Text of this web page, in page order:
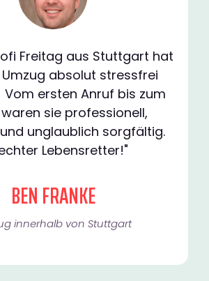
Freitag aus Stuttgart hat
absolut stressfrei
ersten Anruf bis zum
waren sie professionell,
unglaublich sorgfältig.
Lebensretter!"
BEN FRANKE
innerhalb von Stuttgart​